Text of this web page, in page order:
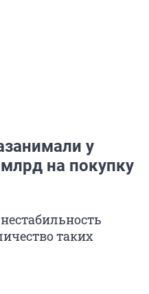
у
на покупку
таких